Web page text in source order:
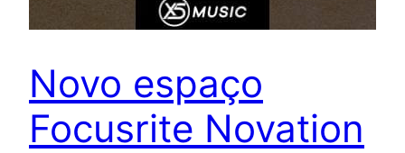
Novo espaço
Focusrite Novation